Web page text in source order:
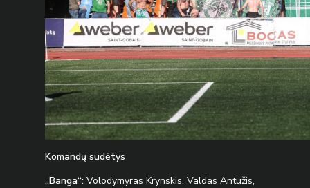
Komandų sudėtys
„Banga“: Volodymyras Krynskis, Valdas Antužis,